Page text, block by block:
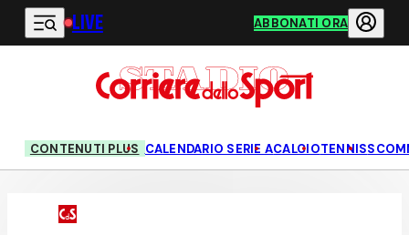
Vai al contenuto principale
LIVE ABBONATI ORA
CONTENUTI PLUS CALENDARIO SERIE ACALCIOTENNIS